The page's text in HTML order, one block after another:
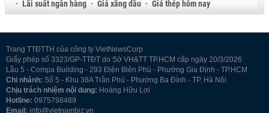
Lãi suất ngân hàng
Giá xăng dầu
Giá thép hôm nay
Trang TTĐTTH của công ty VietNewsCorp
Giấy phép số 3323/GP-TTĐT do Sở VH&TT TP.HCM cấp ngày 20/3/2026
Lầu 5 - Compa Building - 293 Điện Biên Phủ - Phường Gia Định - TP.HCM
Chi nhánh: Số 5 - Khu 38A Trần Phú - Phường Ba Đình - TP. Hà Nội
Chịu trách nhiệm nội dung: Hoàng Hữu Lợi
Hotline: 0975798489
Email: info@vietnambiz.vn